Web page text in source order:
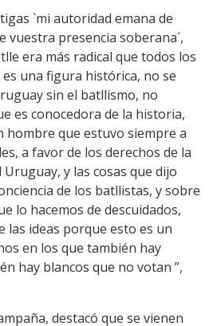
`mi autoridad emana de
vuestra presencia soberana´,
era más radical que todos los
una figura histórica, no se
sin el batllismo, no
es conocedora de la historia,
hombre que estuvo siempre a
a favor de los derechos de la
y las cosas que dijo
de los batllistas, y sobre
lo hacemos de descuidados,
las ideas porque esto es un
en los que también hay
hay blancos que no votan ”,
destacó que se vienen